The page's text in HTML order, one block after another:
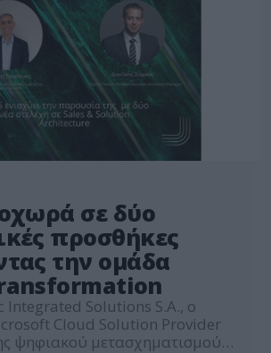
σε δύο
προσθήκες
την ομάδα
Integrated Solutions S.A., ο
Cloud Solution Provider
ψηφιακού μετασχηματισμού